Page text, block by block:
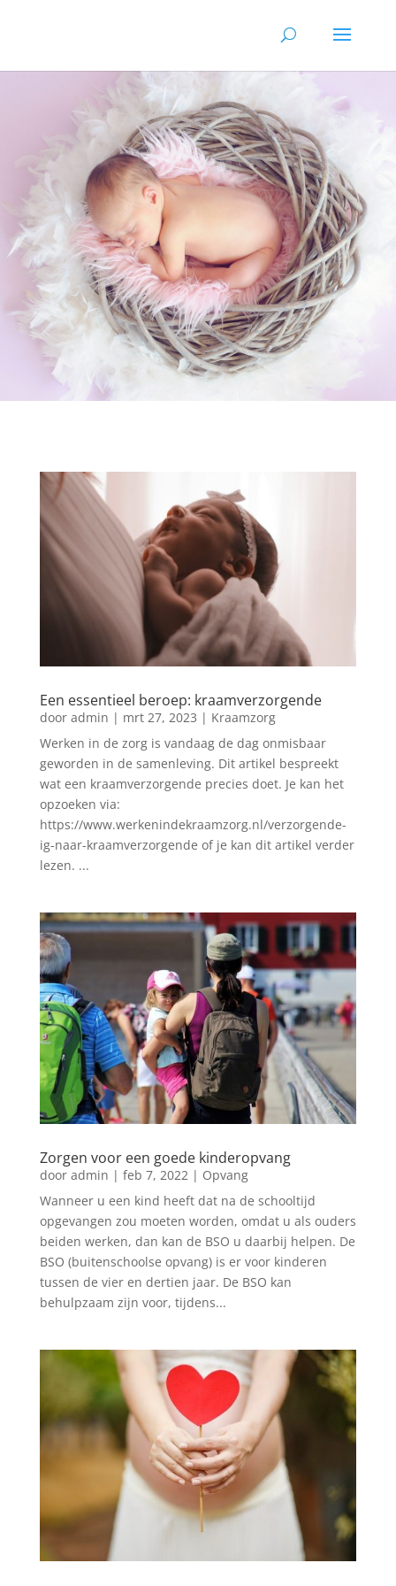
Een essentieel beroep: kraamverzorgende
door admin | mrt 27, 2023 | Kraamzorg
Werken in de zorg is vandaag de dag onmisbaar
geworden in de samenleving. Dit artikel bespreekt
wat een kraamverzorgende precies doet. Je kan het
opzoeken via:
https://www.werkenindekraamzorg.nl/verzorgende-
ig-naar-kraamverzorgende of je kan dit artikel verder
lezen. ...
Zorgen voor een goede kinderopvang
door admin | feb 7, 2022| Opvang
Wanneer u een kind heeft dat na de schooltijd
opgevangen zou moeten worden, omdat u als ouders
beiden werken, dan kan de BSO u daarbij helpen. De
BSO (buitenschoolse opvang) is er voor kinderen
tussen de vier en dertien jaar. De BSO kan
behulpzaam zijn voor, tijdens...